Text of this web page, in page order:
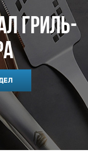
гриль-